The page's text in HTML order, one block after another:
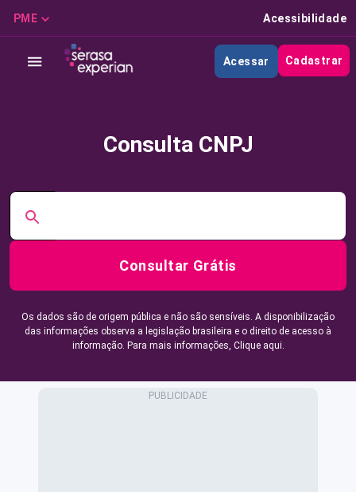
PME Acessibilidade
Acessar Cadastrar
Consulta CNPJ
Consultar Grátis
Os dados são de origem pública e não são sensíveis. A disponibilização
das informações observa a legislação brasileira e o direito de acesso à
informação. Para mais informações, Clique aqui.